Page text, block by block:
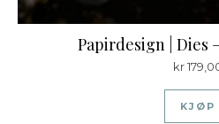
Papirdesign | Dies
kr
KJØP